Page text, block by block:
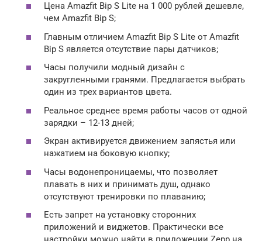
Цена Amazfit Bip S Lite на 1 000 рублей дешевле,
чем Amazfit Bip S;
Главным отличием Amazfit Bip S Lite от Amazfit
Bip S является отсутствие пары датчиков;
Часы получили модный дизайн с
закругленными гранями. Предлагается выбрать
один из трех вариантов цвета.
Реальное среднее время работы часов от одной
зарядки – 12-13 дней;
Экран активируется движением запястья или
нажатием на боковую кнопку;
Часы водонепроницаемы, что позволяет
плавать в них и принимать душ, однако
отсутствуют тренировки по плаванию;
Есть запрет на установку сторонних
приложений и виджетов. Практически все